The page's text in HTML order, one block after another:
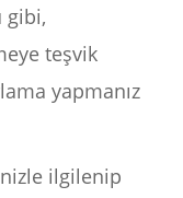
gibi,
teşvik
yapmanız
ilgilenip